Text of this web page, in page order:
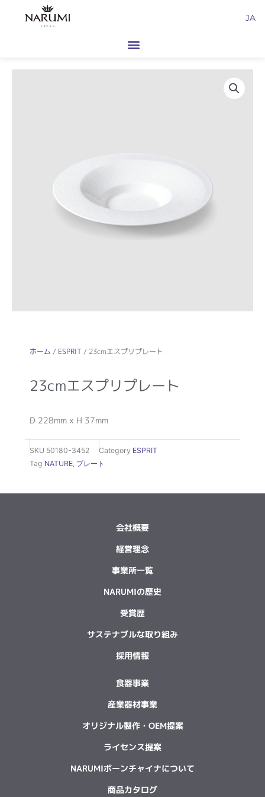
JA
ホーム / ESPRIT / 23cmエスプリプレート
23cmエスプリプレート
D 228mm x H 37mm
SKU 50180-3452 Category ESPRIT
Tag NATURE プレート
会社概要
経営理念
事業所一覧
NARUMIの歴史
受賞歴
サステナブルな取り組み
採用情報
食器事業
産業器材事業
オリジナル製作・OEM提案
ライセンス提案
NARUMIボーンチャイナについて
商品カタログ